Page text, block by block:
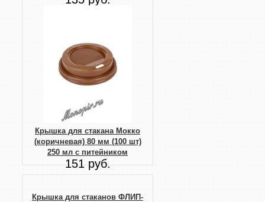
Крышка для стакана Мокко
(коричневая) 80 мм (100 шт)
250 мл с питейником
151 руб.
Крышка для стаканов ФЛИП-